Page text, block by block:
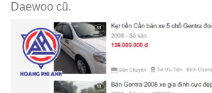
Daewoo cũ.